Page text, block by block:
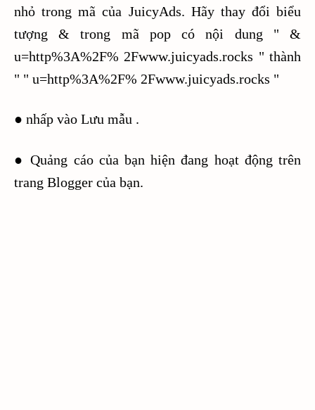
nhỏ trong mã của JuicyAds. Hãy thay đổi biểu
tượng & trong mã pop có nội dung " &
u=http%3A%2F% 2Fwww.juicyads.rocks " thành
" " u=http%3A%2F% 2Fwww.juicyads.rocks "
● nhấp vào Lưu mẫu .
● Quảng cáo của bạn hiện đang hoạt động trên
trang Blogger của bạn.